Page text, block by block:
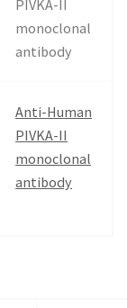
Anti-Human
PIVKA-II
monoclonal
antibody